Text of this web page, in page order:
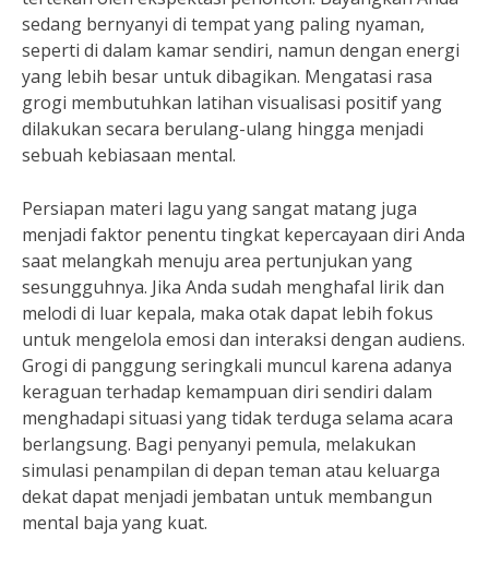
sedang bernyanyi di tempat yang paling nyaman,
seperti di dalam kamar sendiri, namun dengan energi
yang lebih besar untuk dibagikan. Mengatasi rasa
grogi membutuhkan latihan visualisasi positif yang
dilakukan secara berulang-ulang hingga menjadi
sebuah kebiasaan mental.
Persiapan materi lagu yang sangat matang juga
menjadi faktor penentu tingkat kepercayaan diri Anda
saat melangkah menuju area pertunjukan yang
sesungguhnya. Jika Anda sudah menghafal lirik dan
melodi di luar kepala, maka otak dapat lebih fokus
untuk mengelola emosi dan interaksi dengan audiens.
Grogi di panggung seringkali muncul karena adanya
keraguan terhadap kemampuan diri sendiri dalam
menghadapi situasi yang tidak terduga selama acara
berlangsung. Bagi penyanyi pemula, melakukan
simulasi penampilan di depan teman atau keluarga
dekat dapat menjadi jembatan untuk membangun
mental baja yang kuat.